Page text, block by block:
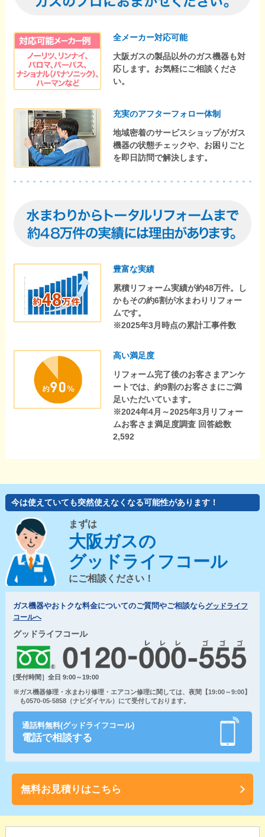
全メーカー対応可能
大阪ガスの製品以外のガス機器も対
応します。お気軽にご相談くださ
い。
充実のアフターフォロー体制
地域密着のサービスショップがガス
機器の状態チェックや、お困りごと
を即日訪問で解決します。
豊富な実績
累積リフォーム実績が約48万件。し
かもその約6割が水まわりリフォー
ムです。
※2025年3月時点の累計工事件数
高い満足度
リフォーム完了後のお客さまアンケ
ートでは、約9割のお客さまにご満
足いただいています。
※2024年4月～2025年3月リフォー
ムお客さま満足度調査 回答総数
2,592
今は使えていても突然使えなくなる可能性があります！
まずは
大阪ガスの
グッドライフコール
にご相談ください！
ガス機器やおトクな料金についてのご質問やご相談ならグッドライフ
コールへ
グッドライフコール
[受付時間］全日 9:00～19:00
※ガス機器修理・水まわり修理・エアコン修理に関しては、夜間【19:00～9:00】
も0570-05-5858（ナビダイヤル）にて受付しております。
通話料無料(グッドライフコール)
電話で相談する
無料お見積りはこちら